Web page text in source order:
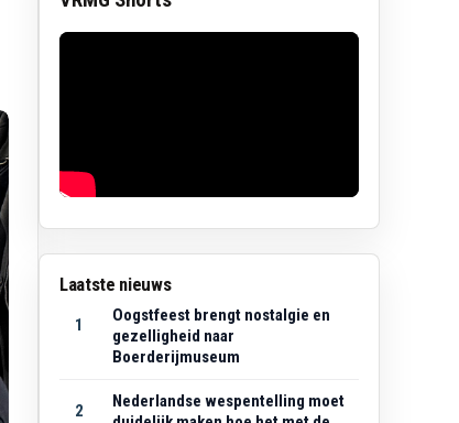
Laatste nieuws
1
Oogstfeest brengt nostalgie en
gezelligheid naar
Boerderijmuseum
2
Nederlandse wespentelling moet